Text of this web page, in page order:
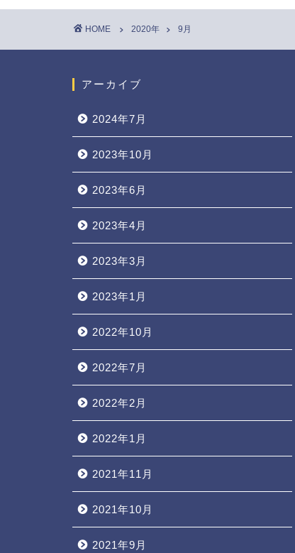
HOME 2020年 9月
アーカイブ
2024年7月
2023年10月
2023年6月
2023年4月
2023年3月
2023年1月
2022年10月
2022年7月
2022年2月
2022年1月
2021年11月
2021年10月
2021年9月